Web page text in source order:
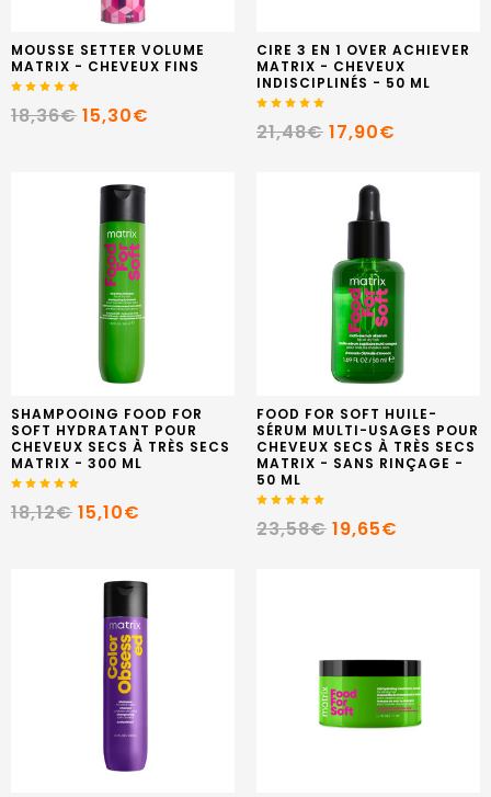
MOUSSE SETTER VOLUME
MATRIX - CHEVEUX FINS
18,36€ 15,30€
CIRE 3 EN 1 OVER ACHIEVER
MATRIX - CHEVEUX
INDISCIPLINÉS - 50 ML
21,48€ 17,90€
SHAMPOOING FOOD FOR
SOFT HYDRATANT POUR
CHEVEUX SECS À TRÈS SECS
MATRIX - 300 ML
18,12€ 15,10€
FOOD FOR SOFT HUILE-
SÉRUM MULTI-USAGES POUR
CHEVEUX SECS À TRÈS SECS
MATRIX - SANS RINÇAGE -
50 ML
23,58€ 19,65€